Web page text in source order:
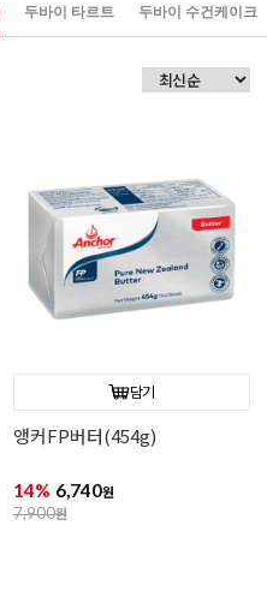
두바이 타르트 두바이 수건케이크
담기
앵커FP버터(454g)
14% 6,740원
7,900원